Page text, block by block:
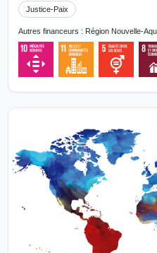
Justice-Paix
Autres financeurs : Région Nouvelle-